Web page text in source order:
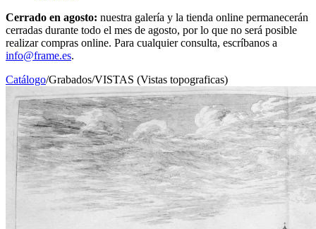
Cerrado en agosto: nuestra galería y la tienda online permanecerán
cerradas durante todo el mes de agosto, por lo que no será posible
realizar compras online. Para cualquier consulta, escríbanos a
info@frame.es.
Catálogo/Grabados/VISTAS (Vistas topograficas)